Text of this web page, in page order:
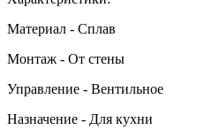
Материал - Сплав
Монтаж - От стены
Управление - Вентильное
Назначение - Для кухни